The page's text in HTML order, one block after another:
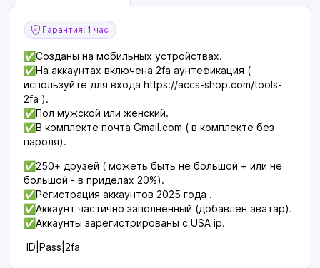
Гарантия: 1 час
✅Созданы на мобильных устройствах.
✅На аккаунтах включена 2fa аунтефикация (
используйте для входа https://accs-shop.com/tools-
2fa ).
✅Пол мужской или женский.
✅В комплекте почта Gmail.com ( в комплекте без
пароля).
✅250+ друзей ( можеть быть не большой + или не
большой - в приделах 20%).
✅Регистрация аккаунтов 2025 года .
✅Аккаунт частично заполненный (добавлен аватар).
✅Аккаунты зарегистрированы с USA ip.
ID|Pass|2fa